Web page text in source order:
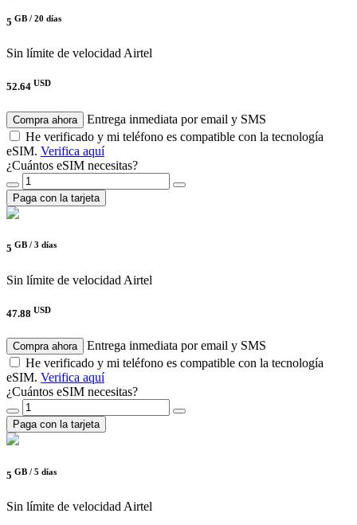
5 GB / 20 días
Sin límite de velocidad Airtel
52.64 USD
Compra ahora
Entrega inmediata por email y SMS
He verificado y mi teléfono es compatible con la tecnología
eSIM. Verifica aquí
¿Cuántos eSIM necesitas?
Paga con la tarjeta
5 GB / 3 días
Sin límite de velocidad Airtel
47.88 USD
Compra ahora
Entrega inmediata por email y SMS
He verificado y mi teléfono es compatible con la tecnología
eSIM. Verifica aquí
¿Cuántos eSIM necesitas?
Paga con la tarjeta
5 GB / 5 días
Sin límite de velocidad Airtel